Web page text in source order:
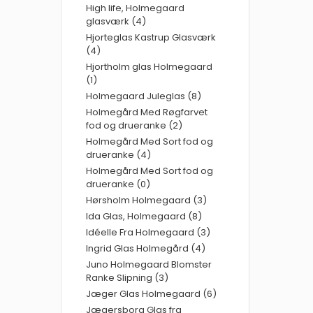
High life, Holmegaard
glasværk (4)
Hjorteglas Kastrup Glasværk
(4)
Hjortholm glas Holmegaard
(1)
Holmegaard Juleglas (8)
Holmegård Med Røgfarvet
fod og drueranke (2)
Holmegård Med Sort fod og
drueranke (4)
Holmegård Med Sort fod og
drueranke (0)
Hørsholm Holmegaard (3)
Ida Glas, Holmegaard (8)
Idéelle Fra Holmegaard (3)
Ingrid Glas Holmegård (4)
Juno Holmegaard Blomster
Ranke Slipning (3)
Jæger Glas Holmegaard (6)
Jægersborg Glas fra